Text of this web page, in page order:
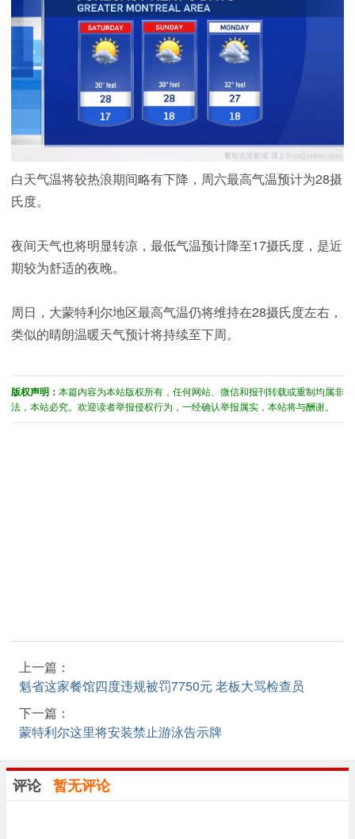
白天气温将较热浪期间略有下降，周六最高气温预计为28摄
氏度。
夜间天气也将明显转凉，最低气温预计降至17摄氏度，是近
期较为舒适的夜晚。
周日，大蒙特利尔地区最高气温仍将维持在28摄氏度左右，
类似的晴朗温暖天气预计将持续至下周。
版权声明： 本篇内容为本站版权所有，任何网站、微信和报刊转载或重制均属非
法，本站必究。欢迎读者举报侵权行为，一经确认举报属实，本站将与酬谢。
上一篇：
魁省这家餐馆四度违规被罚7750元 老板大骂检查员
下一篇：
蒙特利尔这里将安装禁止游泳告示牌
评论 暂无评论